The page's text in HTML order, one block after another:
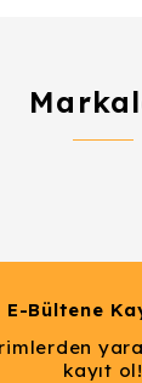
E-Bültene
kayıt ol!